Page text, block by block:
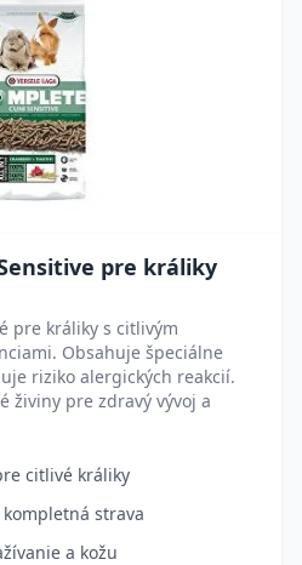
pre králiky
pre králiky s citlivým
Obsahuje špeciálne
riziko alergických reakcií.
živiny pre zdravý vývoj a
citlivé králiky
kompletná strava
a kožu